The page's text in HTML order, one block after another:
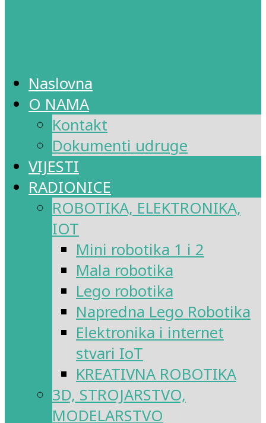
Naslovna
O NAMA
Kontakt
Dokumenti udruge
VIJESTI
RADIONICE
ROBOTIKA, ELEKTRONIKA,
IOT
Mini robotika 1 i 2
Mala robotika
Lego robotika
Napredna Lego Robotika
Elektronika i internet
stvari IoT
KREATIVNA ROBOTIKA
3D, STROJARSTVO,
MODELARSTVO